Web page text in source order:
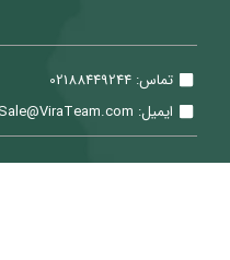
تماس: 02188449244
ایمیل: Sale@ViraTeam.com